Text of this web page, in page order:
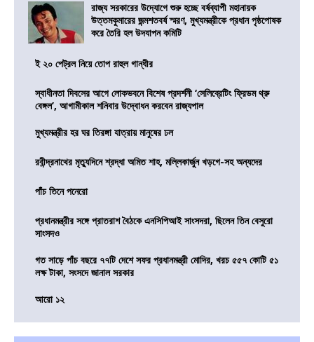
রাজ্য সরকারের উদ্যোগে শুরু হচ্ছে বর্ষব্যাপী মহানায়ক
উত্তমকুমারের জন্মশতবর্ষ স্মরণ, মুখ্যমন্ত্রীকে প্রধান পৃষ্ঠপোষক
করে তৈরি হল উদযাপন কমিটি
ই ২০ পেট্রল নিয়ে তোপ রাহুল গান্ধীর
স্বাধীনতা দিবসের আগে লোকভবনে বিশেষ প্রদর্শনী ‘সেলিব্রেটিং ফ্রিডম থ্রু
বেঙ্গল’, আগামীকাল শনিবার উদ্বোধন করবেন রাজ্যপাল
মুখ্যমন্ত্রীর হর ঘর তিরঙ্গা যাত্রায় মানুষের ঢল
রবীন্দ্রনাথের মৃত্যুদিনে শ্রদ্ধা অমিত শাহ, মল্লিকার্জুন খড়গে-সহ অন্যদের
পাঁচ তিনে পনেরো
প্রধানমন্ত্রীর সঙ্গে প্রাতরাশ বৈঠকে এনসিপিআই সাংসদরা, ছিলেন তিন বেসুরো
সাংসদও
গত সাড়ে পাঁচ বছরে ৭৭টি দেশে সফর প্রধানমন্ত্রী মোদির, খরচ ৫৫৭ কোটি ৫১
লক্ষ টাকা, সংসদে জানাল সরকার
আরো ১২